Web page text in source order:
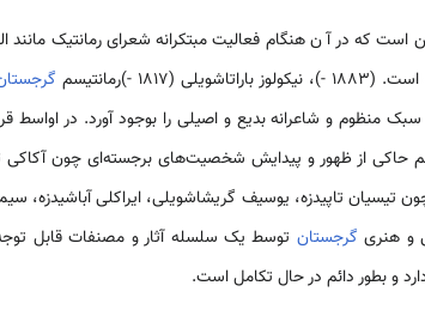
منظوم و شاعرانه بدیع و اصیلی را بوجود آورد. در اواسط
حاکی از ظهور و پیدایش شخصیت‌های برجسته‌ای چون آکاکی
تاپیدزه، یوسیف گریشاشویلی، ایراکلی آباشیدزه،
و هنری گرجستان توسط یک سلسله آثار و مصنفات قابل
و بطور دائم در حال تکامل است.